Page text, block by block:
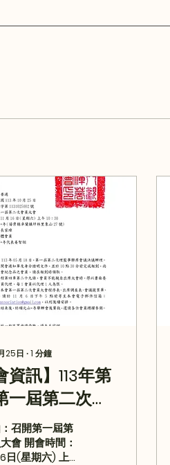
25日 ∙1 分鐘
資訊】113年第
一屆第二次會
通知
召開第一屆第
會 開會時間：
16日(星期六) 上